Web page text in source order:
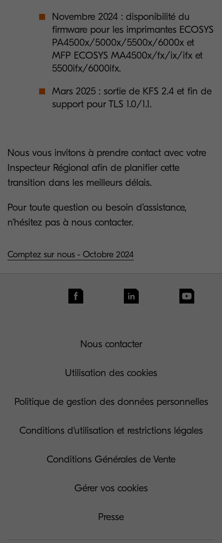
Novembre 2024 : disponibilité du
firmware pour les imprimantes ECOSYS
PA4500x/5000x/5500x/6000x et
MFP ECOSYS MA4500x/fx/ix/ifx et
5500ifx/6000ifx.
Mars 2025 : sortie de KFS 2.4 et fin de
support pour TLS 1.0/1.1.
Nous vous invitons à prendre contact avec votre
Inspecteur Régional afin de planifier cette
transition dans les meilleurs délais.
Pour toute question ou besoin d’assistance,
n’hésitez pas à nous contacter.
Comptez sur nous - Octobre 2024
Nous contacter
Utilisation des cookies
Politique de gestion des données personnelles
Conditions d'utilisation et restrictions légales
Conditions Générales de Vente
Gérer vos cookies
Presse